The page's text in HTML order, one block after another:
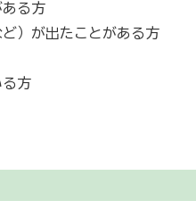
る方
）が出たことがある方
る方